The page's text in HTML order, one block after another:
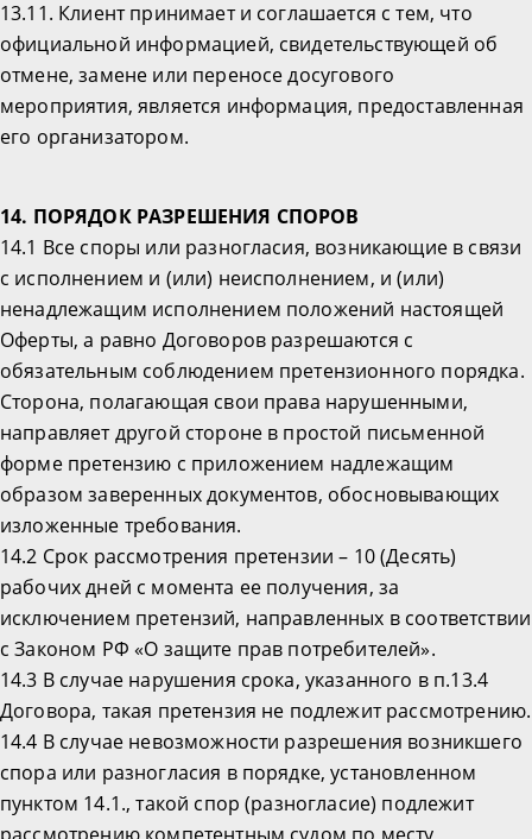
13.11. Клиент принимает и соглашается с тем, что
официальной информацией, свидетельствующей об
отмене, замене или переносе досугового
мероприятия, является информация, предоставленная
его организатором.
14. ПОРЯДОК РАЗРЕШЕНИЯ СПОРОВ
14.1 Все споры или разногласия, возникающие в связи
с исполнением и (или) неисполнением, и (или)
ненадлежащим исполнением положений настоящей
Оферты, а равно Договоров разрешаются с
обязательным соблюдением претензионного порядка.
Сторона, полагающая свои права нарушенными,
направляет другой стороне в простой письменной
форме претензию с приложением надлежащим
образом заверенных документов, обосновывающих
изложенные требования.
14.2 Срок рассмотрения претензии – 10 (Десять)
рабочих дней с момента ее получения, за
исключением претензий, направленных в соответствии
с Законом РФ «О защите прав потребителей».
14.3 В случае нарушения срока, указанного в п.13.4
Договора, такая претензия не подлежит рассмотрению.
14.4 В случае невозможности разрешения возникшего
спора или разногласия в порядке, установленном
пунктом 14.1., такой спор (разногласие) подлежит